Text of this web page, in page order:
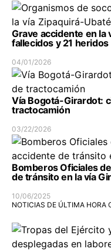
Grave accidente en la
fallecidos y 21 heridos
04/01/2026
Vía Bogotá-Girardot:
tractocamión
03/22/2026
Bomberos Oficiales
de tránsito en la vía
10/06/2025
NOTICIAS DE ÚLTIMA HORA